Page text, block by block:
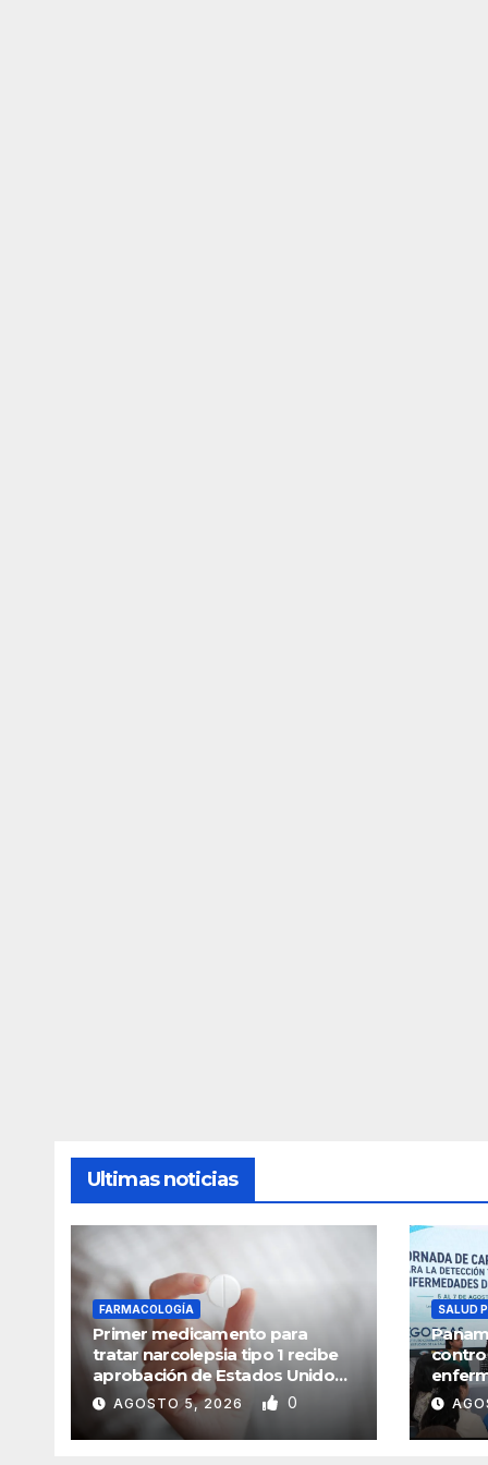
Ultimas noticias
FARMACOLOGÍA
Primer medicamento para
tratar narcolepsia tipo 1 recibe
aprobación de Estados Unidos
y China
AGOSTO 5, 2026 0
SALUD